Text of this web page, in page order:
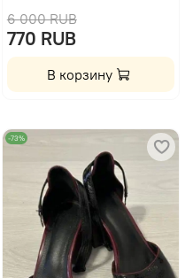
6 000 RUB
770 RUB
В корзину
-73%